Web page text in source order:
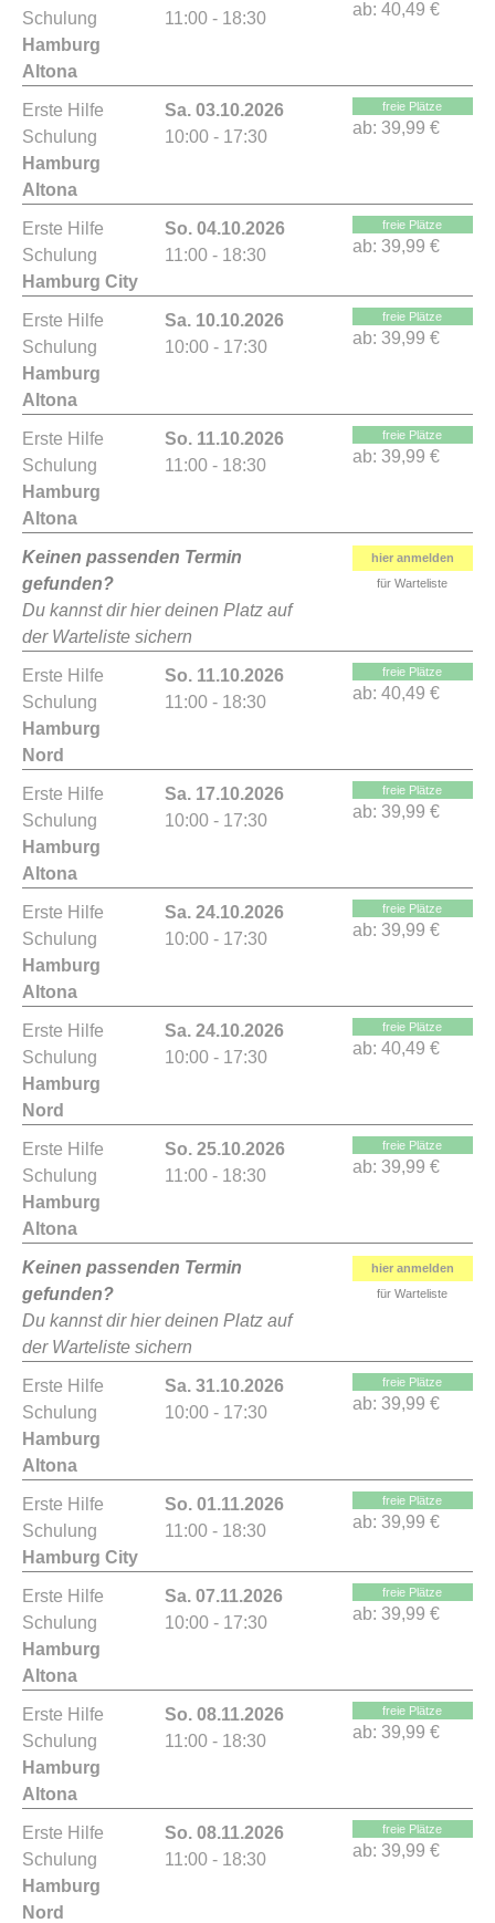
Schulung
Hamburg
Altona
11:00 - 18:30
ab: 40,49 €
Erste Hilfe
Schulung
Hamburg
Altona
Sa. 03.10.2026
10:00 - 17:30
freie Plätze
ab: 39,99 €
Erste Hilfe
Schulung
Hamburg City
So. 04.10.2026
11:00 - 18:30
freie Plätze
ab: 39,99 €
Erste Hilfe
Schulung
Hamburg
Altona
Sa. 10.10.2026
10:00 - 17:30
freie Plätze
ab: 39,99 €
Erste Hilfe
Schulung
Hamburg
Altona
So. 11.10.2026
11:00 - 18:30
freie Plätze
ab: 39,99 €
Keinen passenden Termin
gefunden?
Du kannst dir hier deinen Platz auf
der Warteliste sichern
hier anmelden
für Warteliste
Erste Hilfe
Schulung
Hamburg
Nord
So. 11.10.2026
11:00 - 18:30
freie Plätze
ab: 40,49 €
Erste Hilfe
Schulung
Hamburg
Altona
Sa. 17.10.2026
10:00 - 17:30
freie Plätze
ab: 39,99 €
Erste Hilfe
Schulung
Hamburg
Altona
Sa. 24.10.2026
10:00 - 17:30
freie Plätze
ab: 39,99 €
Erste Hilfe
Schulung
Hamburg
Nord
Sa. 24.10.2026
10:00 - 17:30
freie Plätze
ab: 40,49 €
Erste Hilfe
Schulung
Hamburg
Altona
So. 25.10.2026
11:00 - 18:30
freie Plätze
ab: 39,99 €
Keinen passenden Termin
gefunden?
Du kannst dir hier deinen Platz auf
der Warteliste sichern
hier anmelden
für Warteliste
Erste Hilfe
Schulung
Hamburg
Altona
Sa. 31.10.2026
10:00 - 17:30
freie Plätze
ab: 39,99 €
Erste Hilfe
Schulung
Hamburg City
So. 01.11.2026
11:00 - 18:30
freie Plätze
ab: 39,99 €
Erste Hilfe
Schulung
Hamburg
Altona
Sa. 07.11.2026
10:00 - 17:30
freie Plätze
ab: 39,99 €
Erste Hilfe
Schulung
Hamburg
Altona
So. 08.11.2026
11:00 - 18:30
freie Plätze
ab: 39,99 €
Erste Hilfe
Schulung
Hamburg
Nord
So. 08.11.2026
11:00 - 18:30
freie Plätze
ab: 39,99 €